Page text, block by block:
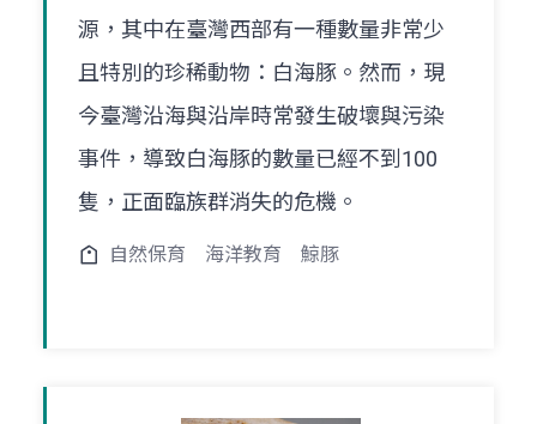
源，其中在臺灣西部有一種數量非常少
且特別的珍稀動物：白海豚。然而，現
今臺灣沿海與沿岸時常發生破壞與污染
事件，導致白海豚的數量已經不到100
隻，正面臨族群消失的危機。
自然保育 海洋教育 鯨豚